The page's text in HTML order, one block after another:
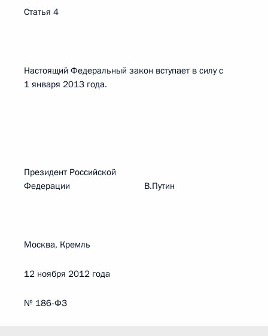
Статья 4
Настоящий Федеральный закон вступает в силу с
1 января 2013 года.
Президент Российской
Федерации В.Путин
Москва, Кремль
12 ноября 2012 года
№ 186-ФЗ